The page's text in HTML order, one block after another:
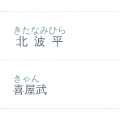
北波平
きたなみひら
喜屋武
きゃん